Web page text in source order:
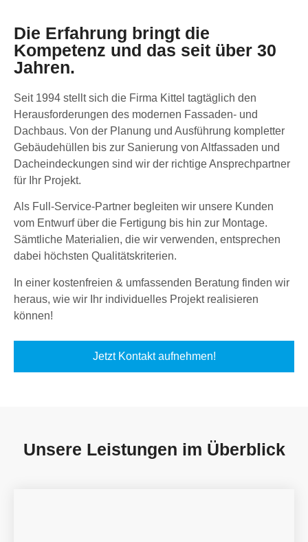
Die Erfahrung bringt die
Kompetenz und das seit über 30
Jahren.
Seit 1994 stellt sich die Firma Kittel tagtäglich den
Herausforderungen des modernen Fassaden- und
Dachbaus. Von der Planung und Ausführung kompletter
Gebäudehüllen bis zur Sanierung von Altfassaden und
Dacheindeckungen sind wir der richtige Ansprechpartner
für Ihr Projekt.
Als Full-Service-Partner begleiten wir unsere Kunden
vom Entwurf über die Fertigung bis hin zur Montage.
Sämtliche Materialien, die wir verwenden, entsprechen
dabei höchsten Qualitätskriterien.
In einer kostenfreien & umfassenden Beratung finden wir
heraus, wie wir Ihr individuelles Projekt realisieren
können!
Jetzt Kontakt aufnehmen!
Unsere Leistungen im Überblick